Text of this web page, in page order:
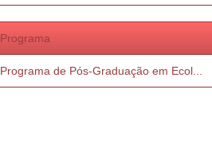
Programa
Programa de Pós-Graduação em Ecol...